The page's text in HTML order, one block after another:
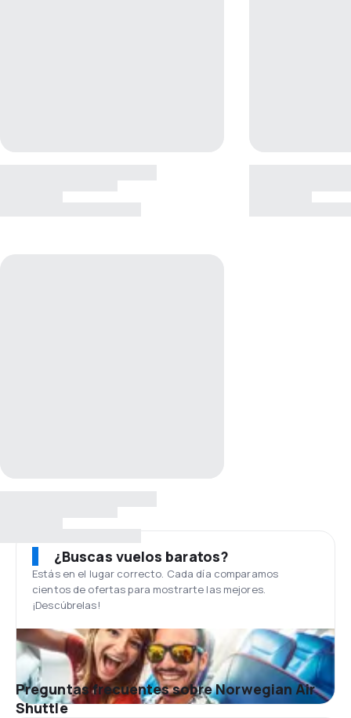
¿Buscas vuelos baratos?
Estás en el lugar correcto. Cada día comparamos
cientos de ofertas para mostrarte las mejores.
¡Descúbrelas!
Preguntas frecuentes sobre Norwegian Air
Shuttle